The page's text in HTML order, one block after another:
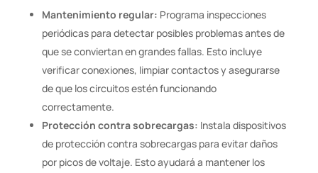
Mantenimiento regular: Programa inspecciones
periódicas para detectar posibles problemas antes de
que se conviertan en grandes fallas. Esto incluye
verificar conexiones, limpiar contactos y asegurarse
de que los circuitos estén funcionando
correctamente.
Protección contra sobrecargas: Instala dispositivos
de protección contra sobrecargas para evitar daños
por picos de voltaje. Esto ayudará a mantener los